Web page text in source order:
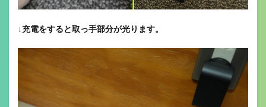
↓充電をすると取っ手部分が光ります。